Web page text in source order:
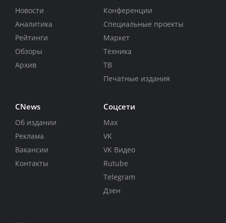
Новости
Аналитика
Рейтинги
Обзоры
Архив
Конференции
Специальные проекты
Маркет
Техника
ТВ
Печатные издания
CNews
Об издании
Реклама
Вакансии
Контакты
Соцсети
Max
VK
VK Видео
Rutube
Telegram
Дзен